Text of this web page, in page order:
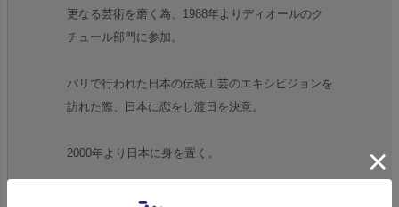
更なる芸術を磨く為、1988年よりディオールのク
チュール部門に参加。
パリで行われた日本の伝統工芸のエキシビジョンを
訪れた際、日本に恋をし渡日を決意。
2000年より日本に身を置く。
2003年より自身の名前を冠にしたブランド、